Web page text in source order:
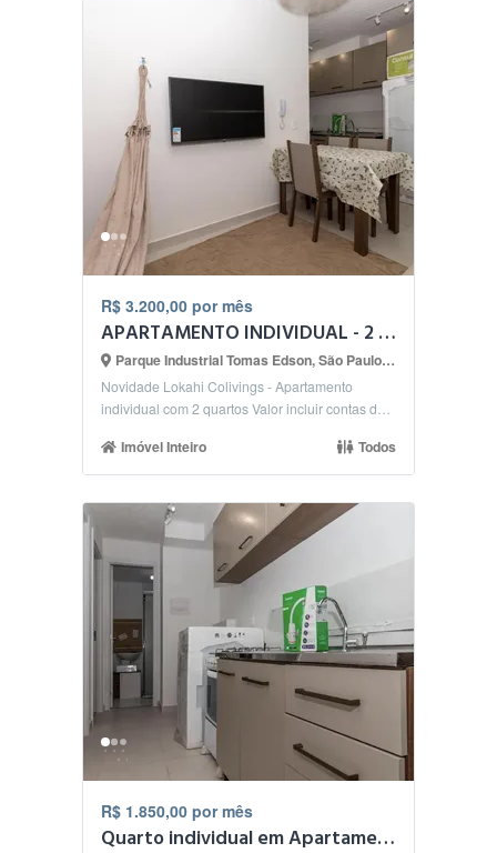
R$ 3.200,00 por mês
APARTAMENTO INDIVIDUAL - 2 QUARTOS - METRO BARRA FUNDA
Parque Industrial Tomas Edson, São Paulo - SP
Novidade Lokahi Colivings - Apartamento
individual com 2 quartos Valor incluir contas de
Imóvel Inteiro Todos
R$ 1.850,00 por mês
Quarto individual em Apartamento apenas para 2 pessoas